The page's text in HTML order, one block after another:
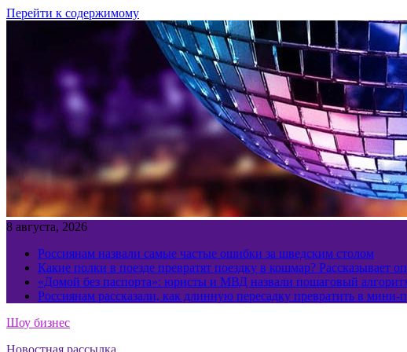
Перейти к содержимому
8 августа, 2026
Россиянам назвали самые частые ошибки за шведским столом
Какие полки в поезде превратят поездку в кошмар? Рассказывает
«Домой без паспорта»: юристы и МВД назвали пошаговый
Россиянам рассказали, как длинную пересадку превратить в мини-
Шоу бизнес
Новостная рассылка